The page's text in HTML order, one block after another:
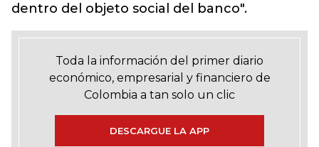
dentro del objeto social del banco".
Toda la información del primer diario
económico, empresarial y financiero de
Colombia a tan solo un clic
DESCARGUE LA APP